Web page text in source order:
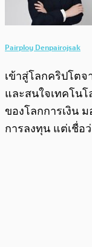
Pairploy Denpairojsak
เข้าสู่โลกคริปโตจ
และสนใจเทคโนโ
ของโลกการเงิน
การลงทุน แต่เชื่อ